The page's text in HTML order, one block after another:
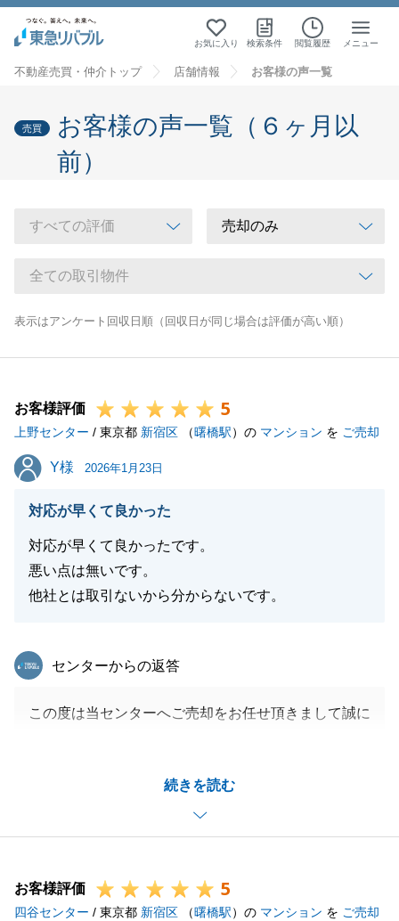
お気に入り 検索条件 閲覧履歴 メニュー
不動産売買・仲介トップ 店舗情報 お客様の声一覧
売買
お客様の声一覧（６ヶ月以
前）
表示はアンケート回収日順（回収日が同じ場合は評価が高い順）
お客様評価 5
上野センター / 東京都 新宿区 （曙橋駅）の マンション を ご売却
Y様
Y様 2026年1月23日
対応が早くて良かった
対応が早くて良かったです。
悪い点は無いです。
他社とは取引ないから分からないです。
続きを読む
東急リバブル
センターからの返答
この度は当センターへご売却をお任せ頂きまして誠に
Y様の担当としてご売却をお手伝いすることができて
大変光栄です。
ご連絡を頂戴できればと思っております。
今後ともよろしくお願い申し上げます。
お客様評価 5
四谷センター / 東京都 新宿区 （曙橋駅）の マンション を ご売却